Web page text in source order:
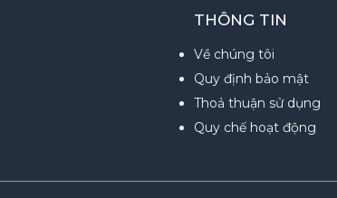
THÔNG TIN
Về chúng tôi
Quy định bảo mật
Thoả thuận sử dụng
Quy chế hoạt động